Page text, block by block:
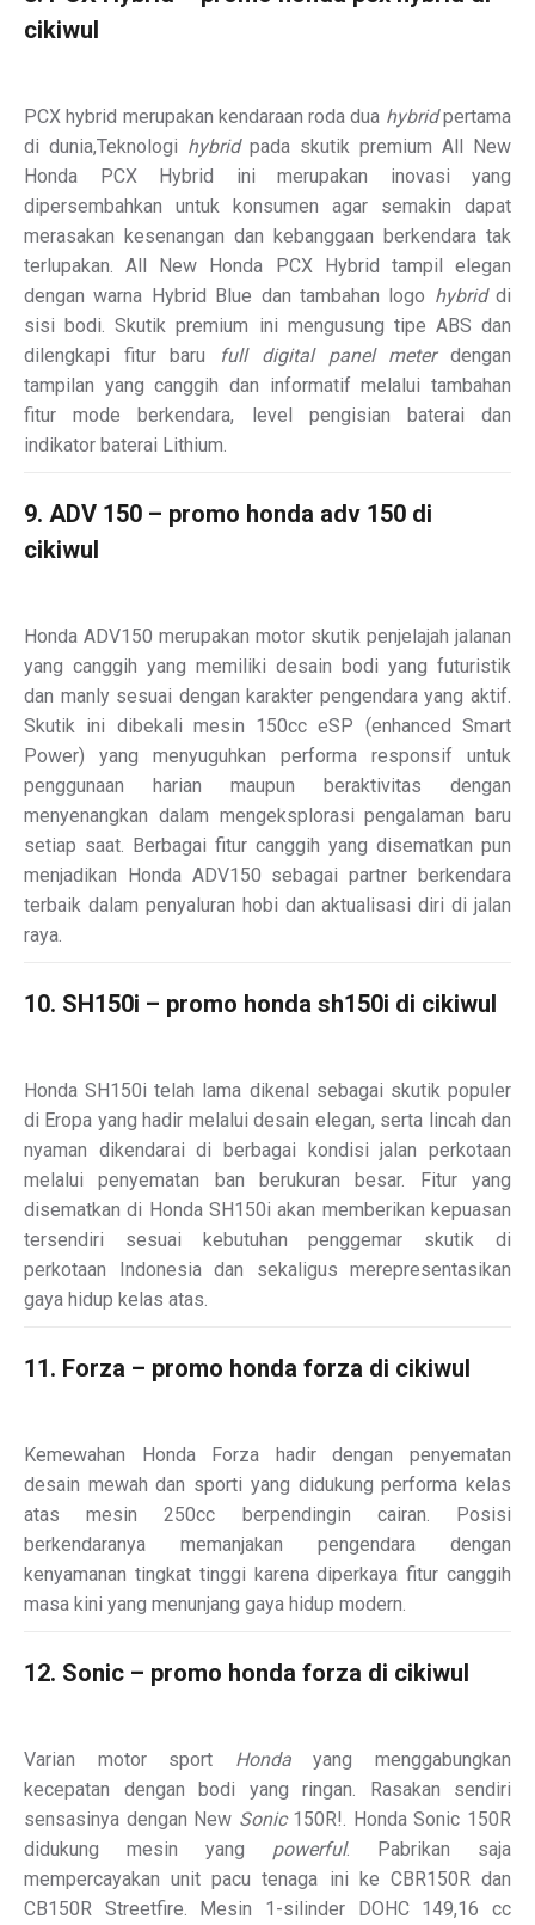
cikiwul
PCX hybrid merupakan kendaraan roda dua hybridpertama
di dunia,Teknologi hybridpada skutik premium All New
Honda PCX Hybrid ini merupakan inovasi yang
dipersembahkan untuk konsumen agar semakin dapat
merasakan kesenangan dan kebanggaan berkendara tak
terlupakan. All New Honda PCX Hybrid tampil elegan
dengan warna Hybrid Blue dan tambahan logo hybriddi
sisi bodi. Skutik premium ini mengusung tipe ABS dan
dilengkapi fitur baru full digital panel meterdengan
tampilan yang canggih dan informatif melalui tambahan
fitur mode berkendara, level pengisian baterai dan
indikator baterai Lithium.
9. ADV 150 – promo honda adv 150 di
cikiwul
Honda ADV150 merupakan motor skutik penjelajah jalanan
yang canggih yang memiliki desain bodi yang futuristik
dan manly sesuai dengan karakter pengendara yang aktif.
Skutik ini dibekali mesin 150cc eSP (enhanced Smart
Power) yang menyuguhkan performa responsif untuk
penggunaan harian maupun beraktivitas dengan
menyenangkan dalam mengeksplorasi pengalaman baru
setiap saat. Berbagai fitur canggih yang disematkan pun
menjadikan Honda ADV150 sebagai partner berkendara
terbaik dalam penyaluran hobi dan aktualisasi diri di jalan
raya.
10. SH150i – promo honda sh150i di cikiwul
Honda SH150i telah lama dikenal sebagai skutik populer
di Eropa yang hadir melalui desain elegan, serta lincah dan
nyaman dikendarai di berbagai kondisi jalan perkotaan
melalui penyematan ban berukuran besar. Fitur yang
disematkan di Honda SH150i akan memberikan kepuasan
tersendiri sesuai kebutuhan penggemar skutik di
perkotaan Indonesia dan sekaligus merepresentasikan
gaya hidup kelas atas.
11. Forza – promo honda forza di cikiwul
Kemewahan Honda Forza hadir dengan penyematan
desain mewah dan sporti yang didukung performa kelas
atas mesin 250cc berpendingin cairan. Posisi
berkendaranya memanjakan pengendara dengan
kenyamanan tingkat tinggi karena diperkaya fitur canggih
masa kini yang menunjang gaya hidup modern.
12. Sonic – promo honda forza di cikiwul
Varian motor sport Hondayang menggabungkan
kecepatan dengan bodi yang ringan. Rasakan sendiri
sensasinya dengan New Sonic150R!
. Honda Sonic 150R
didukung mesin yang powerful. Pabrikan saja
mempercayakan unit pacu tenaga ini ke CBR150R dan
CB150R Streetfire. Mesin 1-silinder DOHC 149,16 cc